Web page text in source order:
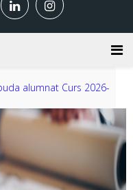
alumnat Curs 2026-
i Obra Civil
Next